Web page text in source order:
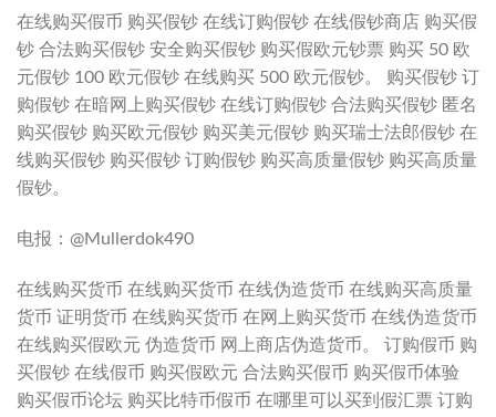
在线购买假币 购买假钞 在线订购假钞 在线假钞商店 购买假
钞 合法购买假钞 安全购买假钞 购买假欧元钞票 购买 50 欧
元假钞 100 欧元假钞 在线购买 500 欧元假钞。 购买假钞 订
购假钞 在暗网上购买假钞 在线订购假钞 合法购买假钞 匿名
购买假钞 购买欧元假钞 购买美元假钞 购买瑞士法郎假钞 在
线购买假钞 购买假钞 订购假钞 购买高质量假钞 购买高质量
假钞。
电报：@Mullerdok490
在线购买货币 在线购买货币 在线伪造货币 在线购买高质量
货币 证明货币 在线购买货币 在网上购买货币 在线伪造货币
在线购买假欧元 伪造货币 网上商店伪造货币。 订购假币 购
买假钞 在线假币 购买假欧元 合法购买假币 购买假币体验
购买假币论坛 购买比特币假币 在哪里可以买到假汇票 订购